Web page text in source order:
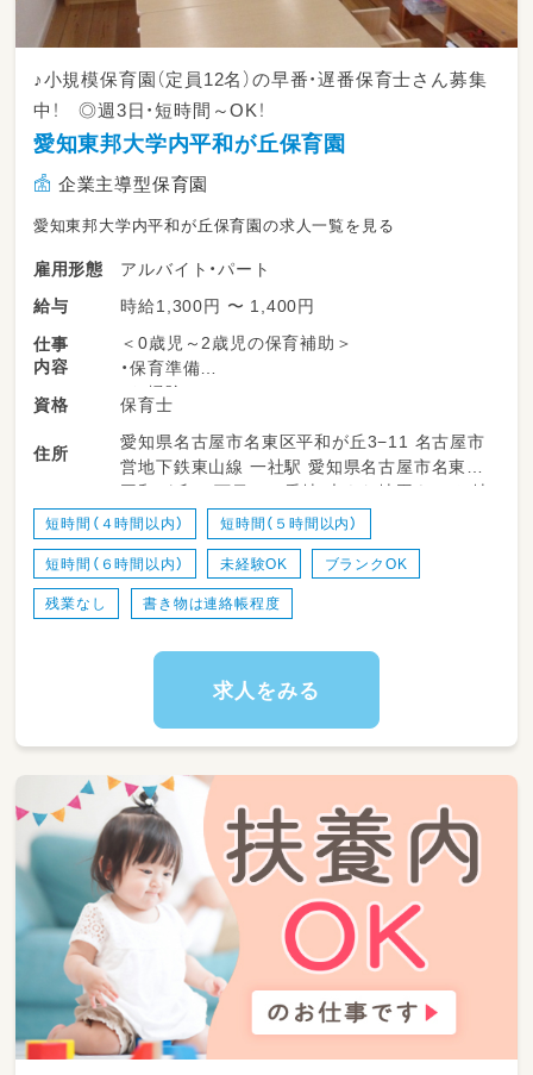
♪小規模保育園（定員12名）の早番・遅番保育士さん募集
中！ ◎週3日・短時間～OK！
愛知東邦大学内平和が丘保育園
企業主導型保育園
愛知東邦大学内平和が丘保育園の求人一覧を見る
雇用形態
アルバイト・パート
給与
時給1,300円 〜 1,400円
仕事
内容
＜0歳児～2歳児の保育補助＞
・保育準備
・お掃除
・お散歩の付き添い
・お昼寝中の見守り
・連絡帳や日誌の記入もお願いする場合がござ
・正社員保育士の補助をしていただきます
〈こんな方が向いています♪〉
・お子さまの事もスタッフの事も大事にできる
人
資格 保育士
住所
愛知県名古屋市名東区平和が丘3−11 名古屋市
営地下鉄東山線 一社駅 愛知県名古屋市名東区
平和が丘 ３丁目１１番地 大きな地図をみる 地
下鉄東山線「一社」から徒歩13分
短時間（４時間以内） 短時間（５時間以内）
短時間（６時間以内） 未経験OK ブランクOK
残業なし 書き物は連絡帳程度
求人をみる